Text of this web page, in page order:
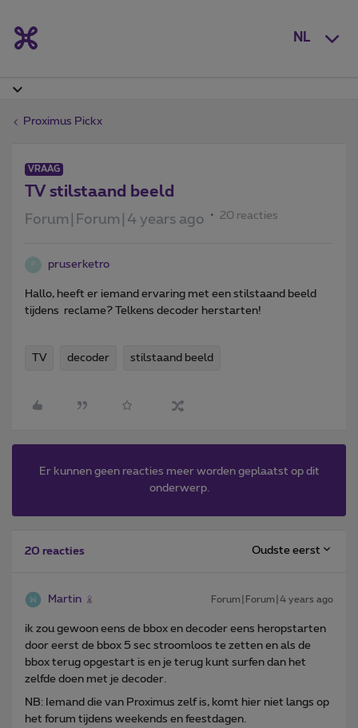
NL
Proximus Pickx
VRAAG
TV stilstaand beeld
Forum|Forum|4 years ago 20 reacties
P pruserketro
Hallo, heeft er iemand ervaring met een stilstaand beeld
tijdens reclame? Telkens decoder herstarten!
TV decoder stilstaand beeld
Er kunnen geen reacties meer worden geplaatst op dit
onderwerp.
20 reacties Oudste eerst
Martin Forum|Forum|4 years ago
ik zou gewoon eens de bbox en decoder eens heropstarten
door eerst de bbox 5 sec stroomloos te zetten en als de
bbox terug opgestart is en je terug kunt surfen dan het
zelfde doen met je decoder.
NB: Iemand die van Proximus zelf is, komt hier niet langs op
het forum tijdens weekends en feestdagen.